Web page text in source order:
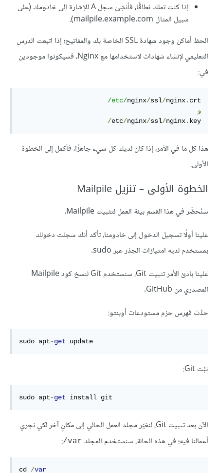
إذا كنت تملك نطاقًا، فأنشِئ سجل A للإشارة إلى خادومك (على
سبيل المثال mailpile.example.com).
الحظ أماكن وجود شهادة SSL الخاصة بك والمفاتيح؛ إذا اتبعت الدرس
التعليمي لإنشاء شهادات لاستخدامها مع Nginx، فسيكونوا موجودين
في:
/etc/nginx/ssl/nginx.
و
/etc/nginx/ssl/nginx. key
هذا كل ما في الأمر، إذا كان لديك كل شيء جاهزًا، فأكمل إلى الخطوة
الأولى.
الخطوة الأولى – تنزيل Mailpile
سنُحضِّر في هذا القسم بيئة العمل لتثبيت Mailpile.
علينا أولًا تسجيل الدخول إلى خادومنا، تأكد أنك سجلت دخولك
بمستخدم لديه امتيازات الجذر عبر sudo.
علينا بادئ الأمر تثبيت Git، سنستخدم Git لنسخ كود Mailpile
المصدري من GitHub.
حدِّث فهرس حزم مستودعات أوبنتو:
sudo apt-get update
ثبِّت Git:
sudo apt-get install git
الآن بعد تثبيت Git، لنغيّر مجلد العمل الحالي إلى مكانٍ آخر لكي نجري
أعمالنا فيه؛ في هذه الحالة، سنستخدم المجلد ‎/var
:
cd /var